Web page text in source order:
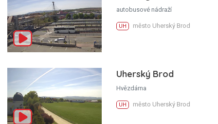
autobusové nádraží
UH město Uherský Brod
Uherský Brod
Hvězdárna
UH město Uherský Brod